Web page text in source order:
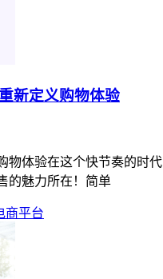
新定义购物体验
物体验在这个快节奏的时
的魅力所在！简单
商平台